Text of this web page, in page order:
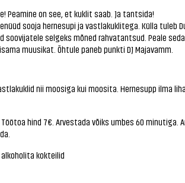
Peamine on see, et kuklit saab. Ja tantsida!
sooja hernesupi ja vastlakuklitega. Külla tuleb
soovijatele selgeks mõned rahvatantsud. Peale seda
muusikat. Õhtule paneb punkti DJ Majavamm.
nii moosiga kui moosita. Hernesupp ilma
hind 7€. Arvestada võiks umbes 60 minutiga.
kokteilid